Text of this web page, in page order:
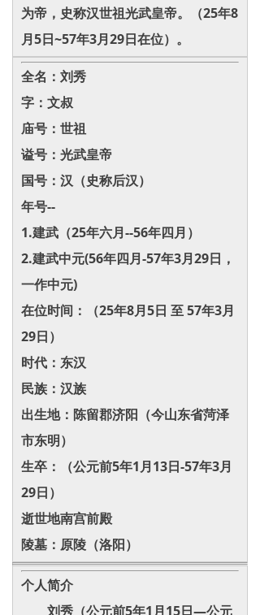
为帝，史称汉世祖光武皇帝。（25年8
月5日~57年3月29日在位）。
全名：刘秀
字：文叔
庙号：世祖
谥号：光武皇帝
国号：汉（史称后汉）
年号--
1.建武（25年六月--56年四月）
2.建武中元(56年四月-57年3月29日，
一作中元)
在位时间：（25年8月5日 至 57年3月
29日）
时代：东汉
民族：汉族
出生地：陈留郡济阳（今山东省菏泽
市东明）
生卒：（公元前5年1月13日-57年3月
29日）
逝世地南宫前殿
陵墓：原陵（洛阳）
个人简介
刘秀（公元前5年1月15日—公元